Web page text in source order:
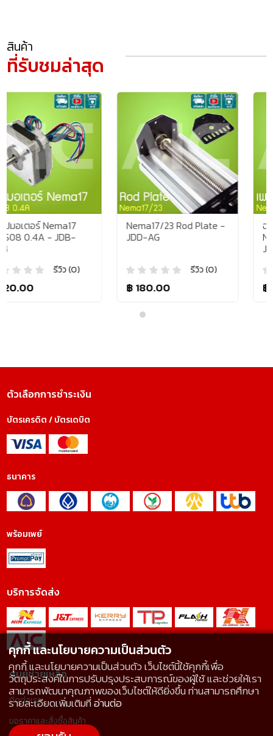
สินค้า
ที่รับชมล่าสุด
Nema17/23 Rod Plate -
JDD-AG
รีวิว (0)
ฉากยึดสเตปมอเตอร์
Nema23 Heavy
รีวิว
ตัวเลือกการชำระเงิน
บัตรเครดิต / บัตรเดบิต
ธนาคาร
พร้อมเพย์
บริการจัดส่ง
ศูนย์ช่วยเหลือ
ติดต่อเรา
ขอราคาและสั่งซื้อสินค้า
คุกกี้ และนโยบายความเป็นส่วนตัว
คุกกี้ และนโยบายความเป็นส่วนตัว เว็บไซต์นี้ใช้คุกกี้เพื่อ
วัตถุประสงค์ในการปรับปรุงประสบการณ์ของผู้ใช้ และช่วยให้เรา
สามารถพัฒนาคุณภาพของเว็บไซต์ให้ดียิ่งขึ้น ท่านสามารถศึกษา
รายละเอียดเพิ่มเติมที่อ่านต่อ